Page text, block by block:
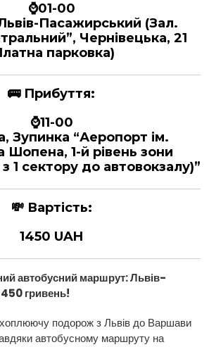
⌚01-00
Львів-Пасажирський (Зал.
Чернівецька, 21
парковка)
🚌 Прибуття:
⌚11-00
Зупинка “Аеропорт ім.
Шопена, 1-й рівень зони
з 1 сектору до автовокзалу)”
💸 Вартість:
1450 UAH
автобусний маршрут: Львів-
гривень!
подорож з Львів до Варшави
автобусному маршруту на